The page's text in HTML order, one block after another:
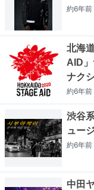
約6年前
北海
AID
ナク
約6年前
渋谷
ュー
約6年前
中田